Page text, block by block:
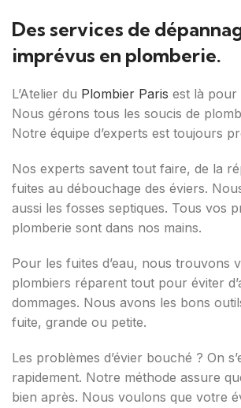
Des services de
imprévus en plomberie.
L’Atelier du Plombier Paris est là pour
Nous gérons tous les soucis de
Notre équipe d’experts est toujours
Nos experts savent tout faire, de la
fuites au débouchage des éviers.
aussi les fosses septiques. Tous vos
plomberie sont dans nos mains.
Pour les fuites d’eau, nous trouvons
plombiers réparent tout pour éviter
dommages. Nous avons les bons
fuite, grande ou petite.
Les problèmes d’évier bouché ? On
rapidement. Notre méthode assure
bien après. Nous voulons que votre